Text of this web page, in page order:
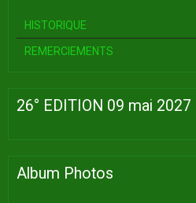
HISTORIQUE
REMERCIEMENTS
26° EDITION 09 mai 2027
Album Photos